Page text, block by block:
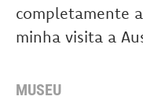
completamente
minha visita a
MUSEU